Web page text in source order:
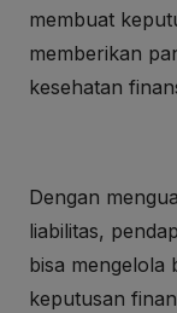
membuat
memberikan
kesehatan
Dengan
liabilitas,
bisa mengelola
keputusan